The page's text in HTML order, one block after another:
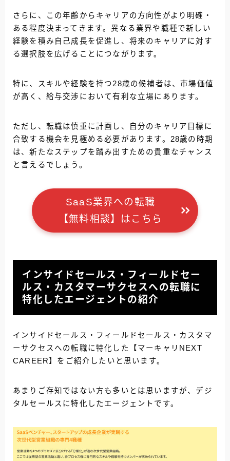
さらに、この年齢からキャリアの方向性がより明確・
ある程度決まってきます。異なる業界や職種で新しい
経験を積み自己成長を促進し、将来のキャリアに対す
る選択肢を広げることにつながります。
特に、スキルや経験を持つ28歳の候補者は、市場価値
が高く、給与交渉において有利な立場にあります。
ただし、転職は慎重に計画し、自分のキャリア目標に
合致する機会を見極める必要があります。28歳の時期
は、新たなステップを踏み出すための貴重なチャンス
と言えるでしょう。
SaaS業界への転職
【無料相談】はこちら
インサイドセールス・フィールドセー
ルス・カスタマーサクセスへの転職に
特化したエージェントの紹介
インサイドセールス・フィールドセールス・カスタマ
ーサクセスへの転職に特化した【マーキャリNEXT
CAREER】をご紹介したいと思います。
あまりご存知ではない方も多いとは思いますが、デジ
タルセールスに特化したエージェントです。